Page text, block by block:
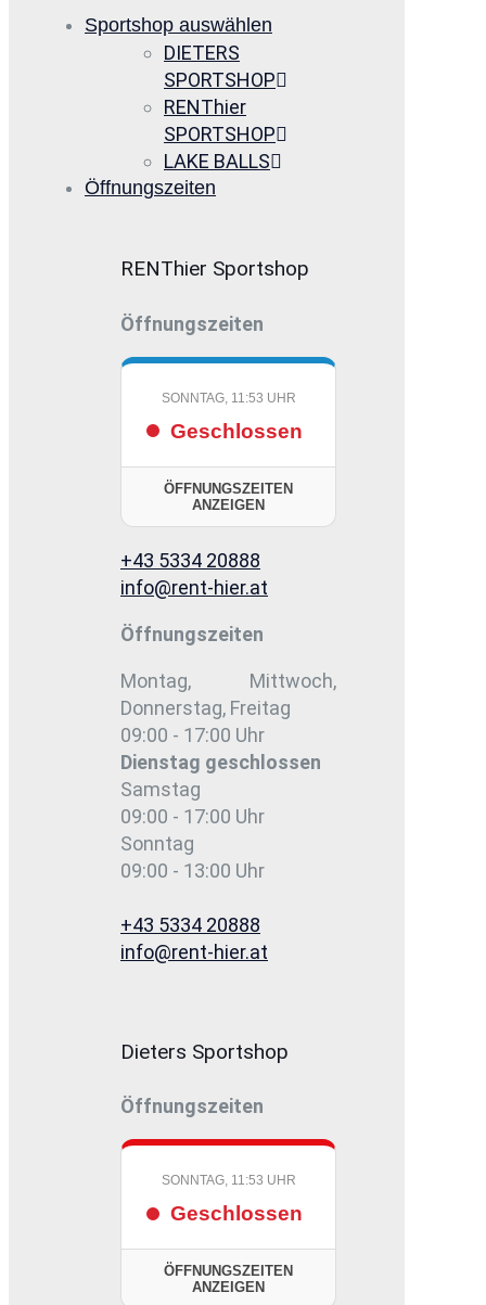
Sportshop auswählen
DIETERS
SPORTSHOP
RENThier
SPORTSHOP
LAKE BALLS
Öffnungszeiten
RENThier Sportshop
Öffnungszeiten
SONNTAG, 11:53 UHR
Geschlossen
ÖFFNUNGSZEITEN
ANZEIGEN
+43 5334 20888
info@rent-hier.at
Öffnungszeiten
Montag, Mittwoch,
Donnerstag, Freitag
09:00 - 17:00 Uhr
Dienstag geschlossen
Samstag
09:00 - 17:00 Uhr
Sonntag
09:00 - 13:00 Uhr
+43 5334 20888
info@rent-hier.at
Dieters Sportshop
Öffnungszeiten
SONNTAG, 11:53 UHR
Geschlossen
ÖFFNUNGSZEITEN
ANZEIGEN